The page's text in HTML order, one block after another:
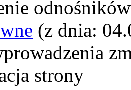
odnośników
(z dnia:
strony